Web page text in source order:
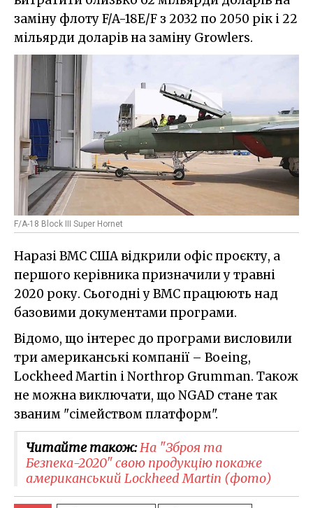
заміну флоту F/A-18E/F з 2032 по 2050 рік і 22
мільярди доларів на заміну Growlers.
F/A-18 Block III Super Hornet
Наразі ВМС США відкрили офіс проєкту, а
першого керівника призначили у травні
2020 року. Сьогодні у ВМС працюють над
базовими документами програми.
Відомо, що інтерес до програми висловили
три американські компанії – Boeing,
Lockheed Martin і Northrop Grumman. Також
не можна виключати, що NGAD стане так
званим "сімейством платформ".
Читайте також:На "Зброя та
Безпека-2020" свою продукцію покаже
американський Lockheed Martin (фото)